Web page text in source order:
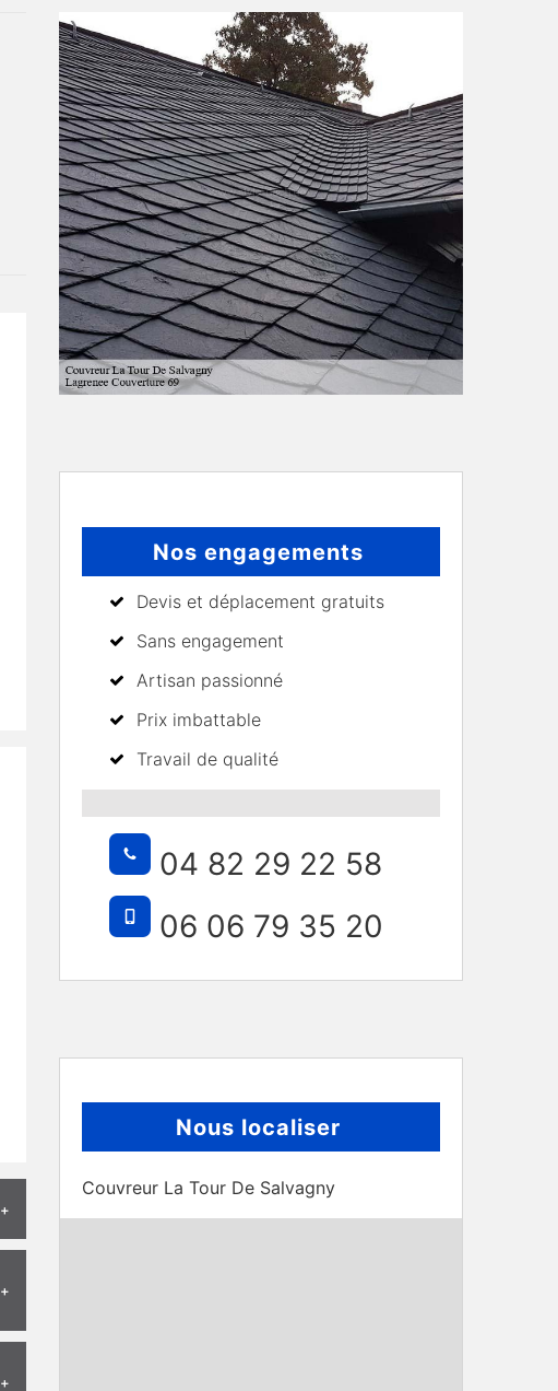
Nos engagements
Devis et déplacement gratuits
Sans engagement
Artisan passionné
Prix imbattable
Travail de qualité
04 82 29 22 58
06 06 79 35 20
Nous localiser
Couvreur La Tour De Salvagny